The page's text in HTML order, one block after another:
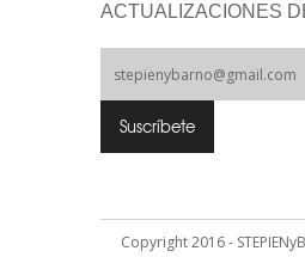
ACTUALIZACIONES
Copyright 2016 -